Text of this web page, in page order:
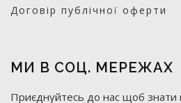
Договір публічної оферти
МИ В СОЦ. МЕРЕЖАХ
Приєднуйтесь до нас щоб знати